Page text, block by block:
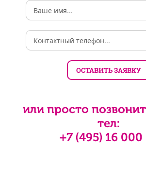
или просто
тел:
+7 (495) 16 000